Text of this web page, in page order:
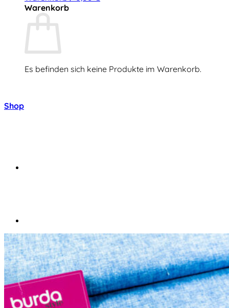
Warenkorb
Es befinden sich keine Produkte im Warenkorb.
Shop